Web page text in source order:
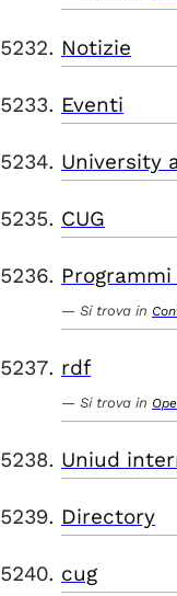
Notizie
Eventi
University
CUG
Si trova in
rdf
Si trova in
Uniud
Directory
cug